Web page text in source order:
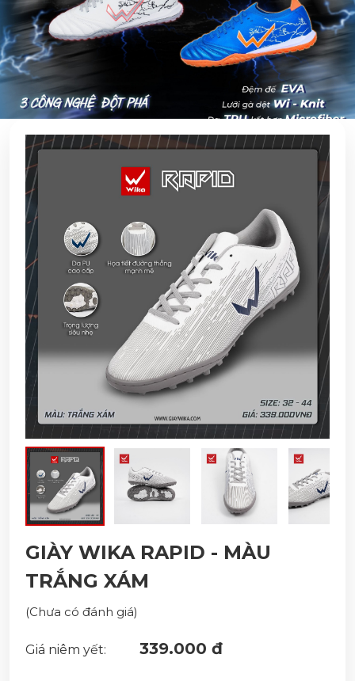
GIÀY WIKA RAPID - MÀU
TRẮNG XÁM
(Chưa có đánh giá)
Giá niêm yết: 339.000 đ